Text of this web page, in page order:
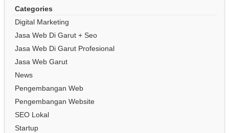
Categories
Digital Marketing
Jasa Web Di Garut + Seo
Jasa Web Di Garut Profesional
Jasa Web Garut
News
Pengembangan Web
Pengembangan Website
SEO Lokal
Startup